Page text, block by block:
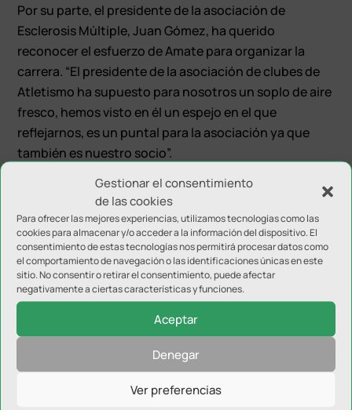
Gestionar el consentimiento
de las cookies
Para ofrecer las mejores experiencias, utilizamos tecnologías como las
cookies para almacenar y/o acceder a la información del dispositivo. El
consentimiento de estas tecnologías nos permitirá procesar datos como
el comportamiento de navegación o las identificaciones únicas en este
sitio. No consentir o retirar el consentimiento, puede afectar
negativamente a ciertas características y funciones.
Aceptar
Denegar
Ver preferencias
Por su parte, el presidente de la asociación de
Esclerosis Múltiple, Juan Gómez, ha querido
reconocer el esfuerzo de Amate para organizar la
carrera. “El presidente de la asociación de clubes de
Atletismo ha supuesto para nosotros un soplo de aire
fresco, hemos visto en él un espejo en el que
reflejarnos, es un puntal para la asociación ya que
también es nuestro socio”.
Enviar comentario
Tu dirección de correo electrónico no será publicada.Los
campos obligatorios están marcados con